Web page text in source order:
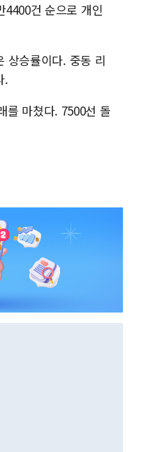
4400건 순으로 개인
상승률이다. 중동 리
.
를 마쳤다. 7500선 돌